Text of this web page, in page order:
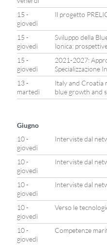
15 -
giovedì
Il progetto
15 -
giovedì
Sviluppo della
Ionica:
15 -
giovedì
2021-2027:
Specializzazione
13 -
martedì
Italy and Croatia
blue growth and
Giugno
10 -
giovedì
Interviste dal
10 -
giovedì
Interviste dal
10 -
giovedì
Interviste dal
10 -
giovedì
Verso le
10 -
giovedì
Competenze